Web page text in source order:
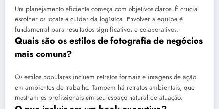
Um planejamento eficiente começa com objetivos claros. É crucial
escolher os locais e cuidar da logística. Envolver a equipe é
fundamental para resultados significativos e colaborativos.
Quais são os estilos de fotografia de negócios
mais comuns?
Os estilos populares incluem retratos formais e imagens de ação
em ambientes de trabalho. Também há retratos ambientais, que
mostram os profissionais em seu espaço natural de atuação.